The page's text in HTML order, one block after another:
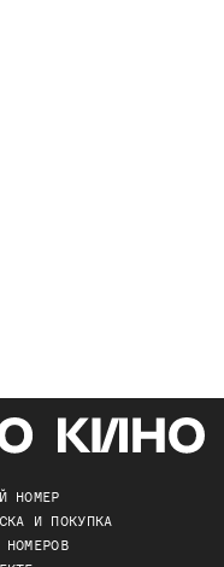
НОМЕР
И ПОКУПКА
НОМЕРОВ